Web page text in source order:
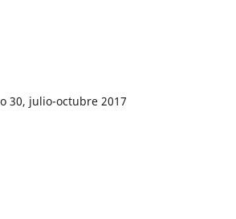
30, julio-octubre 2017